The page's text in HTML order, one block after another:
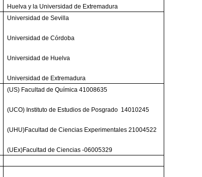
Huelva y la Universidad de Extremadura
Universidad de Sevilla
Universidad de Córdoba
Universidad de Huelva
Universidad de Extremadura
(US) Facultad de Química 41008635
(UCO) Instituto de Estudios de Posgrado 14010245
(UHU)Facultad de Ciencias Experimentales 21004522
(UEx)Facultad de Ciencias -06005329